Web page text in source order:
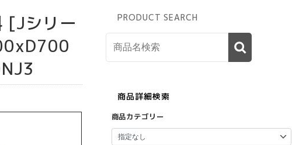
[Jシリー
PRODUCT SEARCH
商品詳細検索
商品カテゴリー